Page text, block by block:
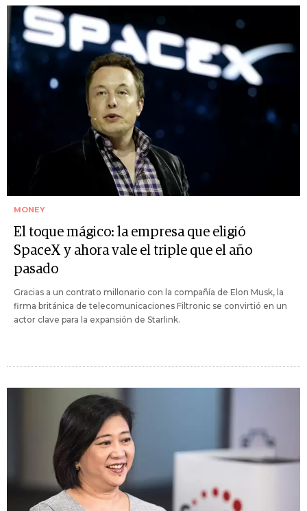
MONEY
El toque mágico: la empresa que eligió
SpaceX y ahora vale el triple que el año
pasado
Gracias a un contrato millonario con la compañía de Elon Musk, la
firma británica de telecomunicaciones Filtronic se convirtió en un
actor clave para la expansión de Starlink.